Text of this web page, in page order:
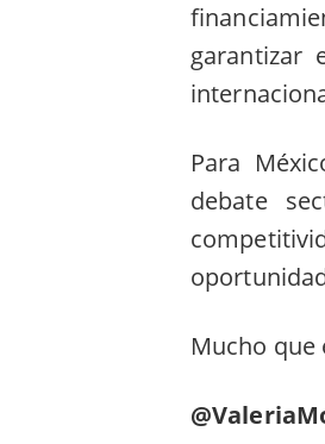
garantizar
Para
debate
Mucho que